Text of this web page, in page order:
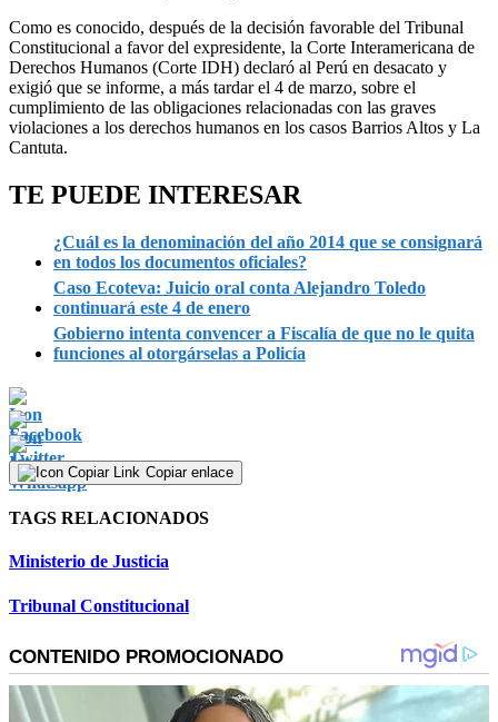
Como es conocido, después de la decisión favorable del Tribunal
Constitucional a favor del expresidente, la Corte Interamericana de
Derechos Humanos (Corte IDH) declaró al Perú en desacato y
exigió que se informe, a más tardar el 4 de marzo, sobre el
cumplimiento de las obligaciones relacionadas con las graves
violaciones a los derechos humanos en los casos Barrios Altos y La
Cantuta.
TE PUEDE INTERESAR
¿Cuál es la denominación del año 2014 que se consignará
en todos los documentos oficiales?
Caso Ecoteva: Juicio oral conta Alejandro Toledo
continuará este 4 de enero
Gobierno intenta convencer a Fiscalía de que no le quita
funciones al otorgárselas a Policía
Copiar enlace
TAGS RELACIONADOS
Ministerio de Justicia
Tribunal Constitucional